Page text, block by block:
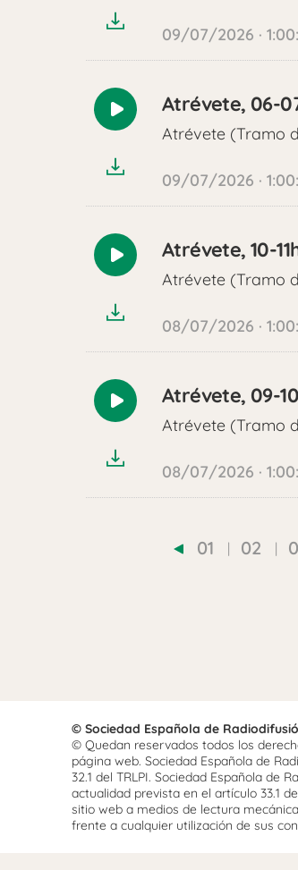
09/07/2026 ·
Reproducir
Atrévete, 06-
Atrévete (Tramo
09/07/2026 ·
Reproducir
Atrévete, 10-
Atrévete (Tramo
08/07/2026 ·
Reproducir
Atrévete, 09-
Atrévete (Tramo
08/07/2026 ·
01 02
© Sociedad Española de
© Quedan reservados todos los
página web. Sociedad Española de
32.1 del TRLPI. Sociedad Española
actualidad prevista en el artículo 33.1
sitio web a medios de lectura
frente a cualquier utilización de sus